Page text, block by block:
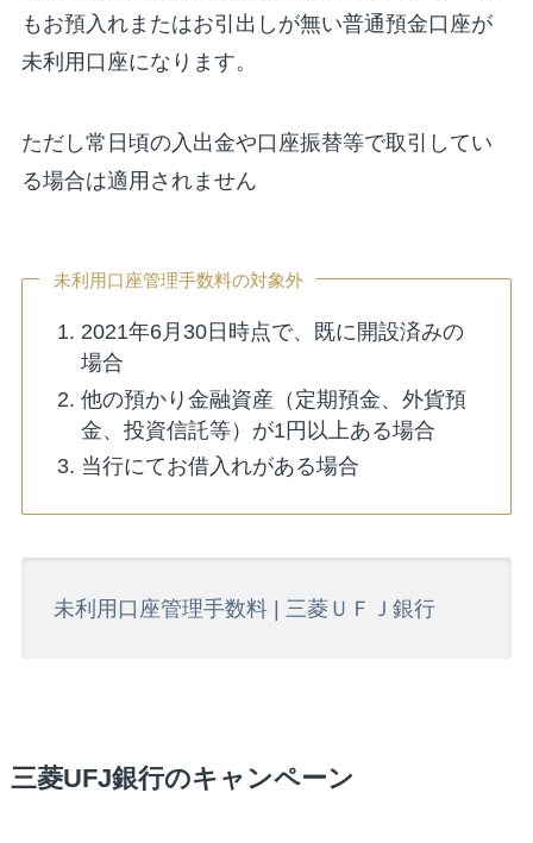
もお預入れまたはお引出しが無い普通預金口座が
未利用口座になります。
ただし常日頃の入出金や口座振替等で取引してい
る場合は適用されません
未利用口座管理手数料の対象外
2021年6月30日時点で、既に開設済みの
場合
他の預かり金融資産（定期預金、外貨預
金、投資信託等）が1円以上ある場合
当行にてお借入れがある場合
未利用口座管理手数料 | 三菱ＵＦＪ銀行
三菱UFJ銀行のキャンペーン